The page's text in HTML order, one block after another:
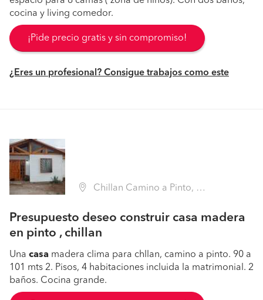
cocina y living comedor.
¡Pide precio gratis y sin compromiso!
¿Eres un profesional? Consigue trabajos como este
Chillan Camino a Pinto, Pinto (Región VIII Biobío - Ñuble)
Presupuesto deseo construir casa madera
en pinto , chillan
Una casa madera clima para chllan, camino a pinto. 90 a
101 mts 2. Pisos, 4 habitaciones incluida la matrimonial. 2
baños. Cocina grande.